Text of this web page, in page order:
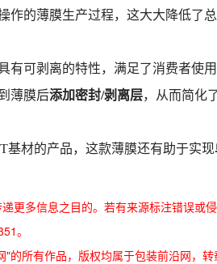
作的薄膜生产过程，这大大降低了
有可剥离的特性，满足了消费者使
薄膜后添加密封/剥离层，从而简化
基材的产品，这款薄膜还有助于实现
更多信息之目的。若有来源标注错误或
。
"的所有作品，版权均属于包装前沿网，